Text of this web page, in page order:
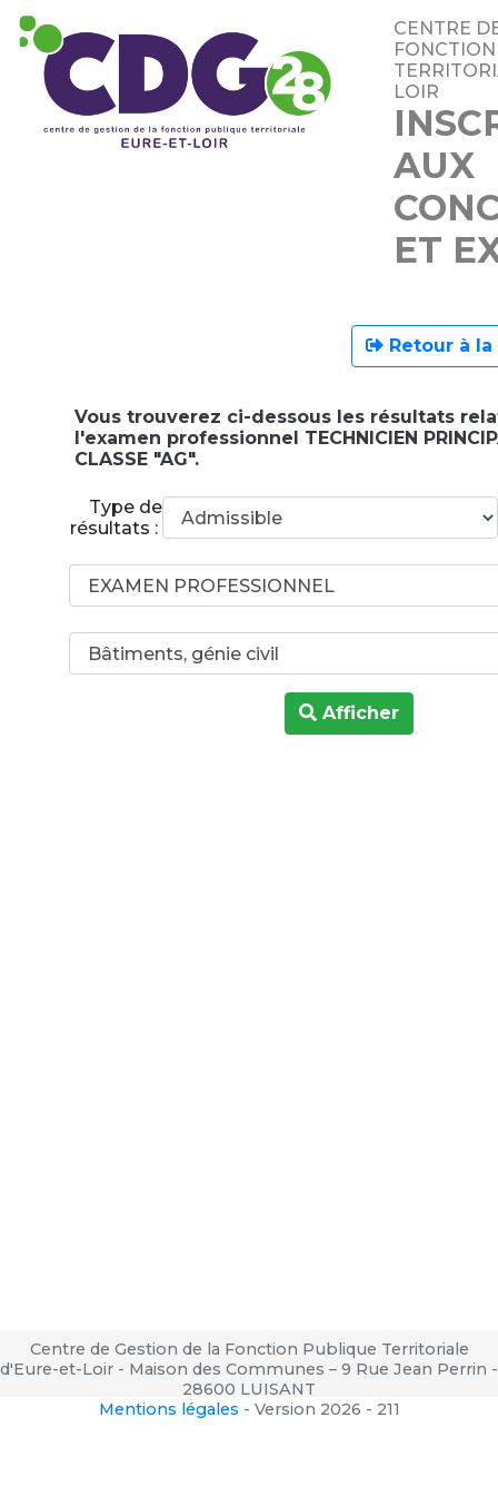
CENTRE
LOIR
AUX
ET
Retour à
Vous trouverez ci-dessous les résultats
l'examen professionnel TECHNICIEN
CLASSE "AG".
Type de
résultats :
Afficher
Centre de Gestion de la Fonction Publique Territoriale
d'Eure-et-Loir - Maison des Communes – 9 Rue Jean Perrin -
28600 LUISANT
Mentions légales - Version 2026 - 211